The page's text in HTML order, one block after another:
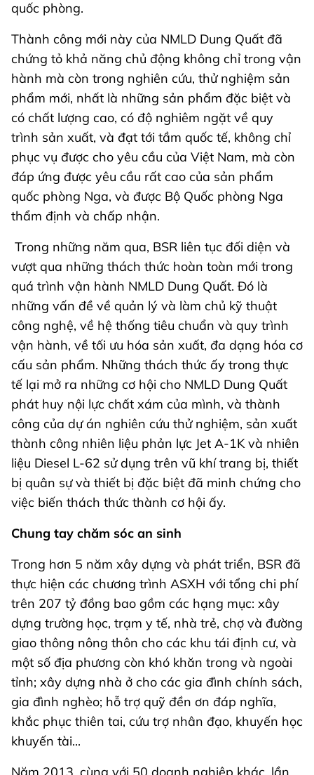
quốc phòng.
Thành công mới này của NMLD Dung Quất đã
chứng tỏ khả năng chủ động không chỉ trong vận
hành mà còn trong nghiên cứu, thử nghiệm sản
phẩm mới, nhất là những sản phẩm đặc biệt và
có chất lượng cao, có độ nghiêm ngặt về quy
trình sản xuất, và đạt tới tầm quốc tế, không chỉ
phục vụ được cho yêu cầu của Việt Nam, mà còn
đáp ứng được yêu cầu rất cao của sản phẩm
quốc phòng Nga, và được Bộ Quốc phòng Nga
thẩm định và chấp nhận.
Trong những năm qua, BSR liên tục đối diện và
vượt qua những thách thức hoàn toàn mới trong
quá trình vận hành NMLD Dung Quất. Đó là
những vấn đề về quản lý và làm chủ kỹ thuật
công nghệ, về hệ thống tiêu chuẩn và quy trình
vận hành, về tối ưu hóa sản xuất, đa dạng hóa cơ
cấu sản phẩm. Những thách thức ấy trong thực
tế lại mở ra những cơ hội cho NMLD Dung Quất
phát huy nội lực chất xám của mình, và thành
công của dự án nghiên cứu thử nghiệm, sản xuất
thành công nhiên liệu phản lực Jet A-1K và nhiên
liệu Diesel L-62 sử dụng trên vũ khí trang bị, thiết
bị quân sự và thiết bị đặc biệt đã minh chứng cho
việc biến thách thức thành cơ hội ấy.
Chung tay chăm sóc an sinh
Trong hơn 5 năm xây dựng và phát triển, BSR đã
thực hiện các chương trình ASXH với tổng chi phí
trên 207 tỷ đồng bao gồm các hạng mục: xây
dựng trường học, trạm y tế, nhà trẻ, chợ và đường
giao thông nông thôn cho các khu tái định cư, và
một số địa phương còn khó khăn trong và ngoài
tỉnh; xây dựng nhà ở cho các gia đình chính sách,
gia đình nghèo; hỗ trợ quỹ đền ơn đáp nghĩa,
khắc phục thiên tai, cứu trợ nhân đạo, khuyến học
khuyến tài...
Năm 2013, cùng với 50 doanh nghiệp khác, lần